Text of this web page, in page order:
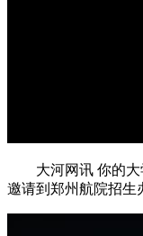
大河网讯 你的
邀请到郑州航院招生